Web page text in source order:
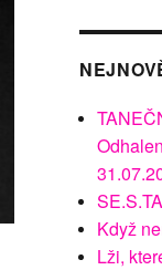
Když
Lži,